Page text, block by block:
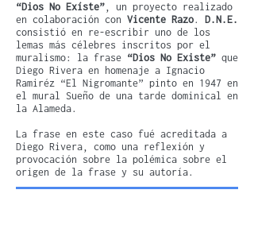
“Dios No Exíste”, un proyecto realizado
en colaboración con Vicente Razo. D.N.E.
consistió en re-escribir uno de los
lemas más célebres inscritos por el
muralismo: la frase “Dios No Existe” que
Diego Rivera en homenaje a Ignacio
Ramiréz “El Nigromante” pinto en 1947 en
el mural Sueño de una tarde dominical en
la Alameda.
La frase en este caso fué acreditada a
Diego Rivera, como una reflexión y
provocación sobre la polémica sobre el
origen de la frase y su autoría.​